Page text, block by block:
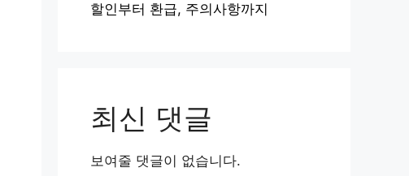
할인부터 환급, 주의사항까지
최신 댓글
보여줄 댓글이 없습니다.